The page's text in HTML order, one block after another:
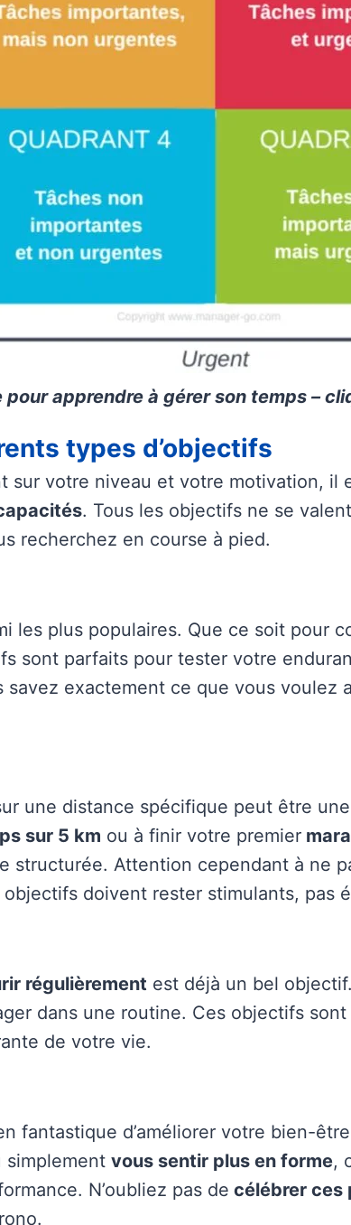
pour apprendre à gérer son temps –
types d’objectifs
sur votre niveau et votre motivation, il
. Tous les objectifs ne se
recherchez en course à pied.
les plus populaires. Que ce soit pour
sont parfaits pour tester votre
exactement ce que vous voulez
une distance spécifique peut être
sur 5 km ou à finir votre premier
structurée. Attention cependant à ne
objectifs doivent rester stimulants, pas
régulièrement est déjà un bel
dans une routine. Ces objectifs
de votre vie.
fantastique d’améliorer votre bien-
simplement vous sentir plus en forme,
N’oubliez pas de célébrer ces